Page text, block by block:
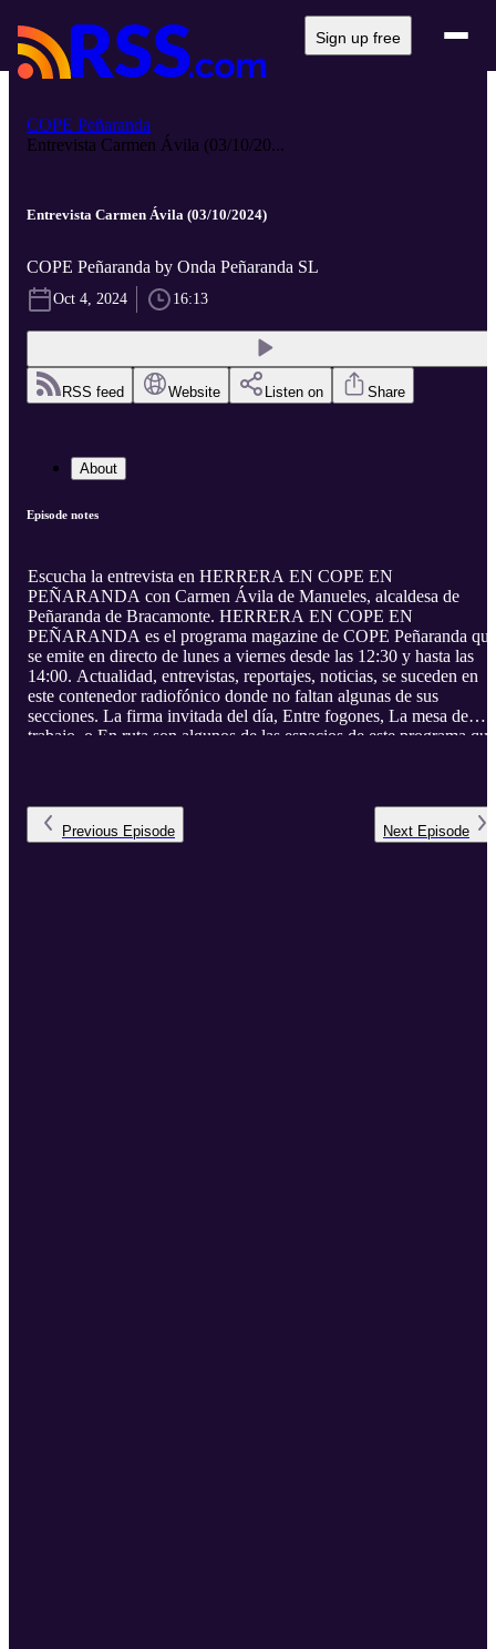
Sign up free
COPE Peñaranda
Entrevista Carmen Ávila (03/10/20...
Entrevista Carmen Ávila (03/10/2024)
COPE Peñaranda by Onda Peñaranda SL
Oct 4, 2024 16:13
RSS feed Website Listen on Share
About
Episode notes
Escucha la entrevista en HERRERA EN COPE EN
PEÑARANDA con Carmen Ávila de Manueles, alcaldesa de
Peñaranda de Bracamonte. HERRERA EN COPE EN
PEÑARANDA es el programa magazine de COPE Peñaranda que
se emite en directo de lunes a viernes desde las 12:30 y hasta las
14:00. Actualidad, entrevistas, reportajes, noticias, se suceden en
este contenedor radiofónico donde no faltan algunas de sus
secciones. La firma invitada del día, Entre fogones, La mesa de
trabajo, o En ruta son algunos de las espacios de este programa que
Previous Episode Next Episode